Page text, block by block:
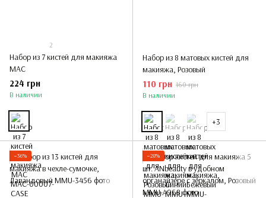
2
Набор из 7 кистей для макияжа
МАС
224 грн
В наличии
Набор из 8 матовых кистей для
макияжа, Розовый
110 грн 160 грн
В наличии
+3
−36% −28%